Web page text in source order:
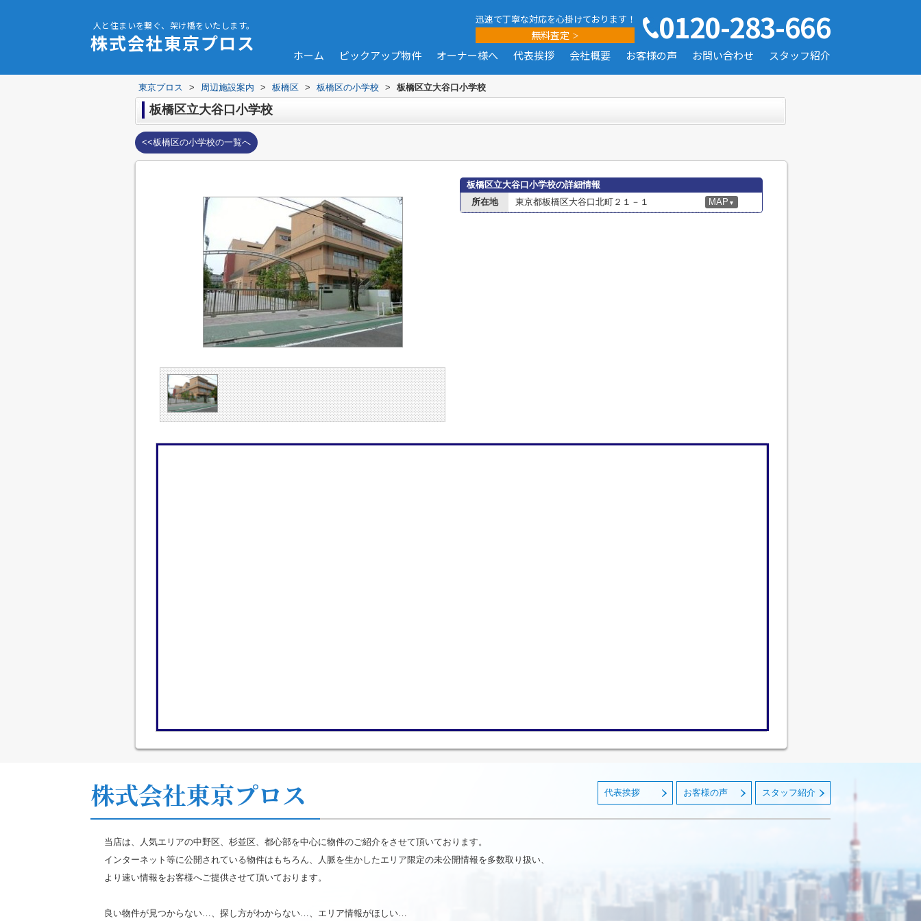
人と住まいを繋ぐ、架け橋をいたします。
株式会社東京プロス
迅速で丁寧な対応を心掛けております！
無料査定 0120-283-666
ホーム ピックアップ物件 オーナー様へ 代表挨拶 会社概要 お客様の声 お問い合わせ スタッフ紹介
東京プロス > 周辺施設案内 > 板橋区 > 板橋区の小学校 > 板橋区立大谷口小学校
板橋区立大谷口小学校
<<板橋区の小学校の一覧へ
板橋区立大谷口小学校の詳細情報
所在地
東京都板橋区大谷口北町２１－１ MAP ▼
株式会社東京プロス 代表挨拶 お客様の声 スタッフ紹介
当店は、人気エリアの中野区、杉並区、都心部を中心に物件のご紹介をさせて頂いております。
インターネット等に公開されている物件はもちろん、人脈を生かしたエリア限定の未公開情報を多数取り扱い、
より速い情報をお客様へご提供させて頂いております。
良い物件が見つからない…、探し方がわからない…、エリア情報がほしい…